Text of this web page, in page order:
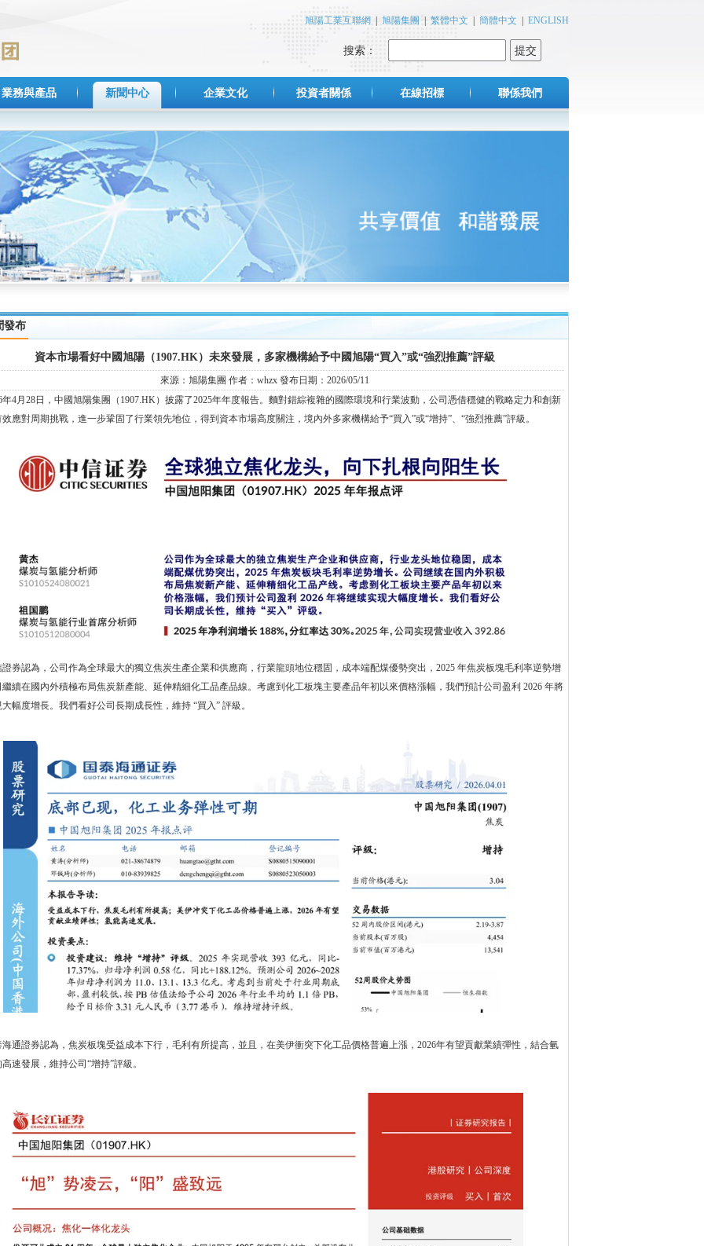
旭陽工業互聯網 旭陽集團 繁體中文 簡體中文 ENGLISH
搜索： 提交
業務與產品 新聞中心 企業文化 投資者關係 在線招標 聯係我們
發布
資本市場看好中國旭陽（1907.HK）未來發展，多家機構給予中國旭陽“買入”或“強烈推薦”評級
來源： 旭陽集團 作者： whzx發布日期： 2026/05/11
年4月28日，中國旭陽集團（1907.HK）披露了2025年年度報告。麵對錯綜複雜的國際環境和行業波動，公司憑借穩健的戰略定力和創新
應對周期挑戰，進一步鞏固了行業領先地位，得到資本市場高度關注，境內外多家機構給予“買入”或“增持”、“強烈推薦”評級。
證券認為，公司作為全球最大的獨立焦炭生產企業和供應商，行業龍頭地位穩固，成本端配煤優勢突出，2025 年焦炭板塊毛利率逆勢增
續在國內外積極布局焦炭新產能、延伸精細化工品產品線。考慮到化工板塊主要產品年初以來價格漲幅，我們預計公司盈利 2026 年將
幅度增長。我們看好公司長期成長性，維持 “買入” 評級。
海通證券認為，焦炭板塊受益成本下行，毛利有所提高，並且，在美伊衝突下化工品價格普遍上漲，2026年有望貢獻業績彈性，結合氫
速發展，維持公司“增持”評級。